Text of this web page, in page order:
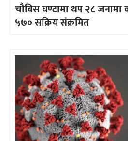
चौबिस घण्टामा थप २८ जनामा
५७० सक्रिय संक्रमित